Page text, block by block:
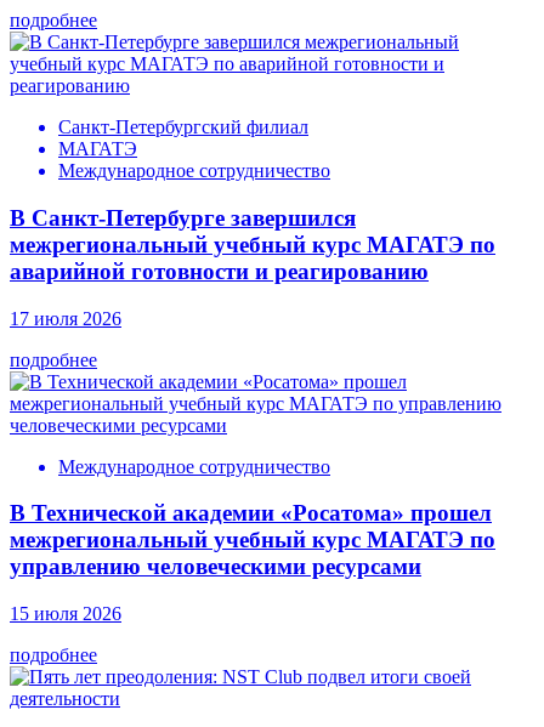
подробнее
Санкт-Петербургский филиал
МАГАТЭ
Международное сотрудничество
В Санкт-Петербурге завершился
межрегиональный учебный курс МАГАТЭ по
аварийной готовности и реагированию
17 июля 2026
подробнее
Международное сотрудничество
В Технической академии «Росатома» прошел
межрегиональный учебный курс МАГАТЭ по
управлению человеческими ресурсами
15 июля 2026
подробнее